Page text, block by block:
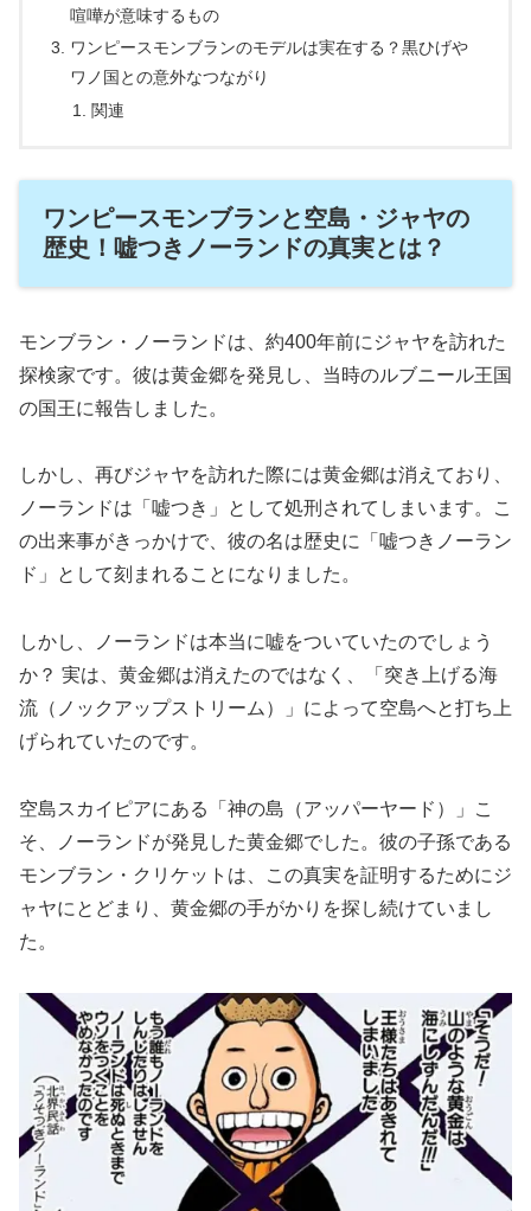
喧嘩が意味するもの
ワンピースモンブランのモデルは実在する？黒ひげや
ワノ国との意外なつながり
関連
ワンピースモンブランと空島・ジャヤの
歴史！嘘つきノーランドの真実とは？
モンブラン・ノーランドは、約400年前にジャヤを訪れた
探検家です。彼は黄金郷を発見し、当時のルブニール王国
の国王に報告しました。
しかし、再びジャヤを訪れた際には黄金郷は消えており、
ノーランドは「嘘つき」として処刑されてしまいます。こ
の出来事がきっかけで、彼の名は歴史に「嘘つきノーラン
ド」として刻まれることになりました。
しかし、ノーランドは本当に嘘をついていたのでしょう
か？ 実は、黄金郷は消えたのではなく、「突き上げる海
流（ノックアップストリーム）」によって空島へと打ち上
げられていたのです。
空島スカイピアにある「神の島（アッパーヤード）」こ
そ、ノーランドが発見した黄金郷でした。彼の子孫である
モンブラン・クリケットは、この真実を証明するためにジ
ャヤにとどまり、黄金郷の手がかりを探し続けていまし
た。